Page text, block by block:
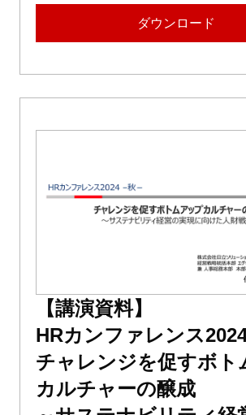
ダウンロード
【講演資料】
HRカンファレンス
チャレンジを促すボト
カルチャーの醸成